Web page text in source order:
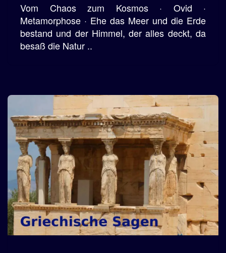
Vom Chaos zum Kosmos · Ovid ·
Metamorphose · Ehe das Meer und die Erde
bestand und der Himmel, der alles deckt, da
besaß die Natur ..